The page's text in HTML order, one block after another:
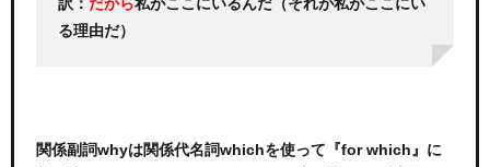
訳： だから私がここにいるんだ（それが私がここにい
る理由だ）
関係副詞whyは関係代名詞whichを使って『for which』に